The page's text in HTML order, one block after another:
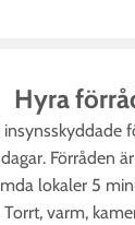
Hyra
insynsskyddade
Förråden
lokaler 5
varm,